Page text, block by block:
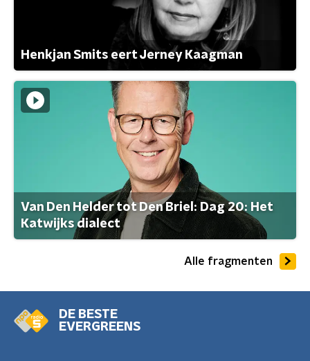
Henkjan Smits eert Jerney Kaagman
Van Den Helder tot Den Briel: Dag 20: Het
Katwijks dialect
Alle fragmenten
DE BESTE
EVERGREENS